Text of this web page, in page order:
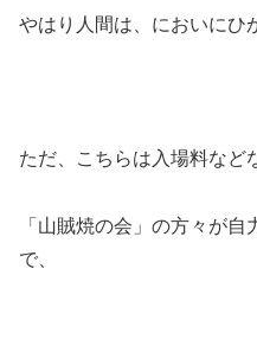
やはり人間は、においにひ
ただ、こちらは入場料など
「山賊焼の会」の方々が
で、